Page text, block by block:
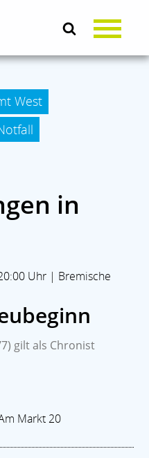
West
in
Uhr | Bremische
gilt als Chronist
Markt 20